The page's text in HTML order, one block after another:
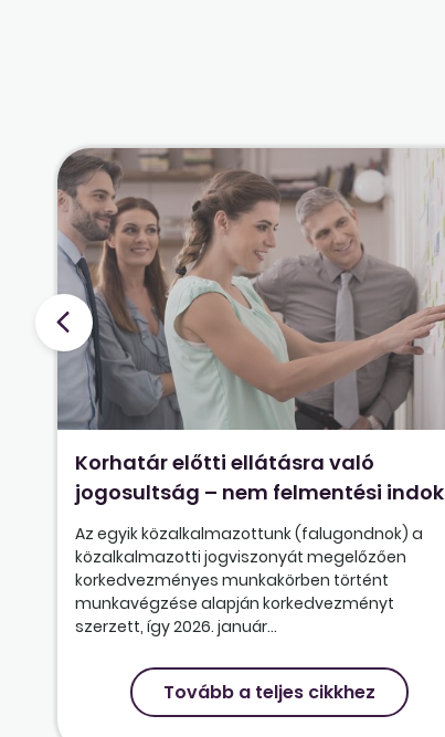
Korhatár előtti ellátásra való
jogosultság – nem felmentési indok
Az egyik közalkalmazottunk (falugondnok) a
közalkalmazotti jogviszonyát megelőzően
korkedvezményes munkakörben történt
munkavégzése alapján korkedvezményt
szerzett, így 2026. január...
Tovább a teljes cikkhez